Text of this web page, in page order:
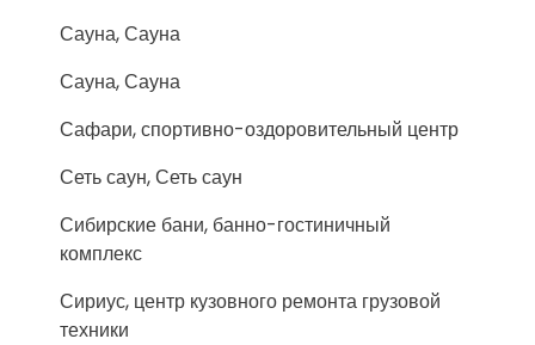
Сауна, Сауна
Сауна, Сауна
Сафари, спортивно-оздоровительный центр
Сеть саун, Сеть саун
Сибирские бани, банно-гостиничный
комплекс
Сириус, центр кузовного ремонта грузовой
техники